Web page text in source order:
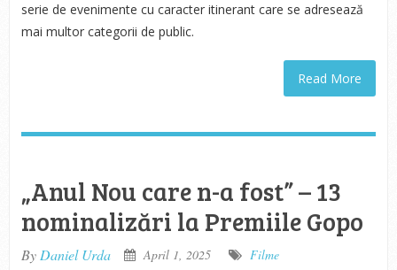
serie de evenimente cu caracter itinerant care se adresează
mai multor categorii de public.
Read More
„Anul Nou care n-a fost” – 13
nominalizări la Premiile Gopo
By Daniel Urda April 1, 2025 Filme